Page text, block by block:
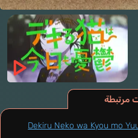
مرتبطة
Dekiru Neko wa Kyou mo